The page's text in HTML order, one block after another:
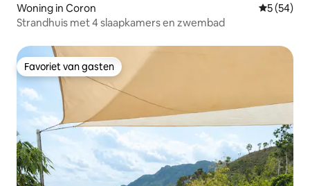
Woning in Coron
5 (54)
Strandhuis met 4 slaapkamers en zwembad
Favoriet van gasten
Favoriet van gasten